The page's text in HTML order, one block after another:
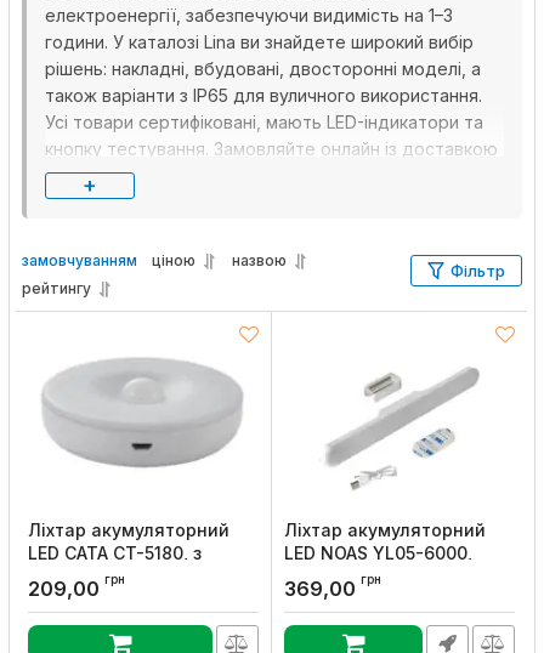
електроенергії, забезпечуючи видимість на 1–3
години. У каталозі Lina ви знайдете широкий вибір
рішень: накладні, вбудовані, двосторонні моделі, а
також варіанти з IP65 для вуличного використання.
Усі товари сертифіковані, мають LED-індикатори та
кнопку тестування. Замовляйте онлайн із доставкою
по Україні, гарантією та підтримкою юридичних осіб.
+
замовчуванням ціною
назвою
рейтингу
Фільтр
Ліхтар акумуляторний
LED CATA CT-5180, з
датчиком руху та
освітленості, Євросвітло
Артикул:000059643
209,00 грн
Ліхтар акумуляторний
LED NOAS YL05-6000,
Євросвітло
Артикул:
369,00 грн